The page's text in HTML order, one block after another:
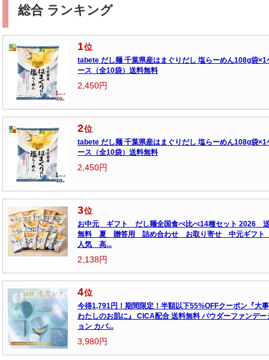
総合 ランキング
1位
tabete だし麺 千葉県産はまぐりだし 塩らーめん108g袋×1
ース（全10袋）送料無料
2,450円
2位
tabete だし麺 千葉県産はまぐりだし 塩らーめん108g袋×1
ース（全10袋）送料無料
2,450円
3位
お中元 ギフト だし麺全国食べ比べ14種セット 2026
無料 夏 贈答用 詰め合わせ お取り寄せ 中元ギフ
人気 高...
2,138円
4位
今得1,791円！期間限定！半額以下55%OFFクーポン『大
わたしのお肌に』 CICA配合 送料無料 パウダーファンデー
ョン カバ...
3,980円